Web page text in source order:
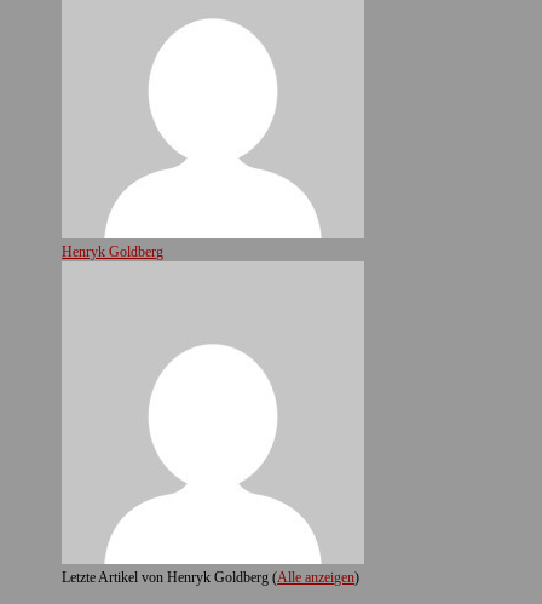
Henryk Goldberg
Letzte Artikel von Henryk Goldberg(Alle anzeigen)